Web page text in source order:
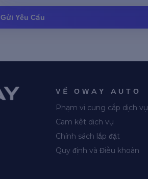
Gửi Yêu Cầu
VỀ OWAY AUTO
Phạm vi cung cấp dịch vụ
Cam kết dịch vụ
Chính sách lắp đặt
Quy định và Điều khoản